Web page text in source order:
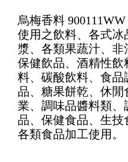
烏梅香料
使用之飲料、各式
漿、各類果蔬汁、非
保健飲品、酒精性飲
料、碳酸飲料、食
品、糖果餅乾、休
業、調味品醬料類
品、保健食品、生
各類食品加工使用。